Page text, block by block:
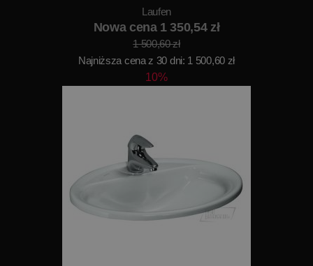
Laufen
Nowa cena 1 350,54 zł
1 500,60 zł
Najniższa cena z 30 dni: 1 500,60 zł
10%